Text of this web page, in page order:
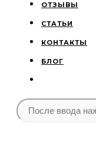
ОТЗЫВЫ
СТАТЬИ
КОНТАКТЫ
БЛОГ